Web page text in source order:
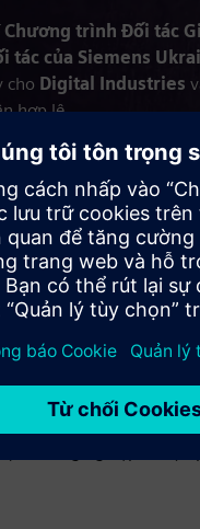
Chương trình Đối tác
tác của Siemens
cho Digital Industries
hợp lệ.
qua tự động hóa,
và công nghệ sản xuất
vấn chuyên gia, tích
án công nghiệp ở mọi